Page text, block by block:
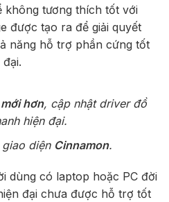
không tương thích tốt với
được tạo ra để giải quyết
năng hỗ trợ phần cứng tốt
hơn, cập nhật driver đồ
hiện đại.
giao diện Cinnamon.
dùng có laptop hoặc PC đời
đại chưa được hỗ trợ tốt